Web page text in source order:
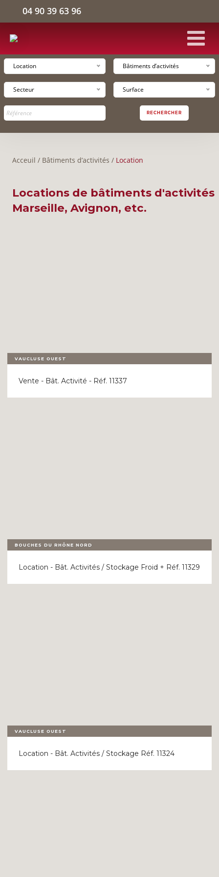
04 90 39 63 96
ACCUEIL
BÂTIMENTS D'ACTIVITÉS
BUREAUX
L'ENTREPRISE
Location Bâtiments d’activités
Secteur Surface
RECHERCHER
Acceuil / Bâtiments d’activités / Location
Locations de bâtiments d'activités
Marseille, Avignon, etc.
VAUCLUSE OUEST
Vente - Bât. Activité - Réf. 11337
BOUCHES DU RHÔNE NORD
Location - Bât. Activités / Stockage Froid + Réf. 11329
VAUCLUSE OUEST
Location - Bât. Activités / Stockage Réf. 11324